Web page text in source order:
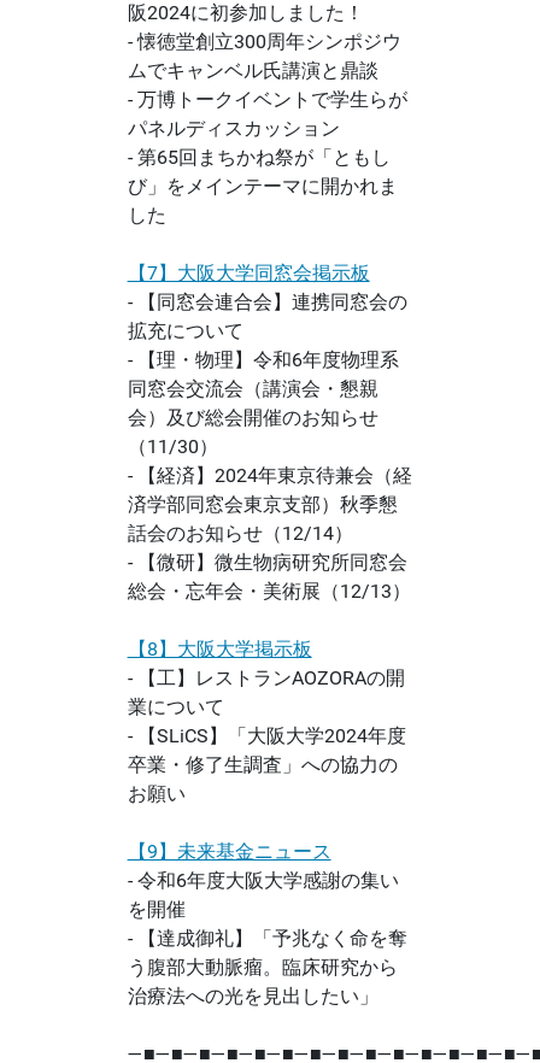
阪2024に初参加しました！
- 懐徳堂創立300周年シンポジウ
ムでキャンベル氏講演と鼎談
- 万博トークイベントで学生らが
パネルディスカッション
- 第65回まちかね祭が「ともし
び」をメインテーマに開かれま
した
【7】大阪大学同窓会掲示板
- 【同窓会連合会】連携同窓会の
拡充について
- 【理・物理】令和6年度物理系
同窓会交流会（講演会・懇親
会）及び総会開催のお知らせ
（11/30）
- 【経済】2024年東京待兼会（経
済学部同窓会東京支部）秋季懇
話会のお知らせ（12/14）
- 【微研】微生物病研究所同窓会
総会・忘年会・美術展（12/13）
【8】大阪大学掲示板
- 【工】レストランAOZORAの開
業について
- 【SLiCS】「大阪大学2024年度
卒業・修了生調査」への協力の
お願い
【9】未来基金ニュース
- 令和6年度大阪大学感謝の集い
を開催
- 【達成御礼】「予兆なく命を奪
う腹部大動脈瘤。臨床研究から
治療法への光を見出したい」